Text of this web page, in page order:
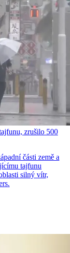
zrušilo 500
části země a
tajfunu
silný vítr,